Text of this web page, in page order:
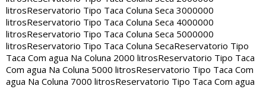
litrosReservatorio Tipo Taca Coluna Seca 3000000
litrosReservatorio Tipo Taca Coluna Seca 4000000
litrosReservatorio Tipo Taca Coluna Seca 5000000
litrosReservatorio Tipo Taca Coluna SecaReservatorio Tipo
Taca Com agua Na Coluna 2000 litrosReservatorio Tipo Taca
Com agua Na Coluna 5000 litrosReservatorio Tipo Taca Com
agua Na Coluna 7000 litrosReservatorio Tipo Taca Com agua